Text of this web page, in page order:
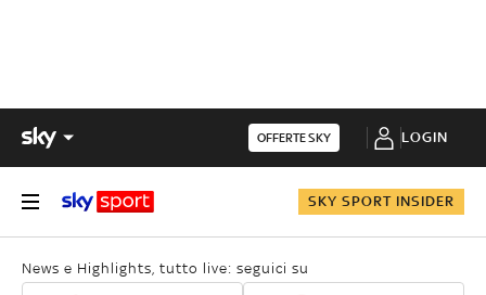
OFFERTE SKY LOGIN
SKY SPORT INSIDER
News e Highlights, tutto live: seguici su